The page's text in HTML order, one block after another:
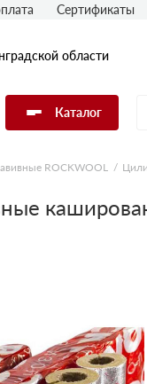
области
Каталог
Сертификаты
ROCKWOOL